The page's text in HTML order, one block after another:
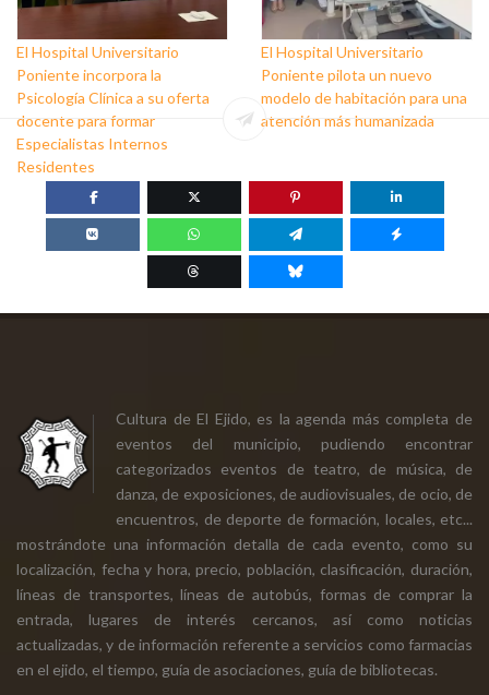
El Hospital Universitario
Poniente incorpora la
Psicología Clínica a su oferta
docente para formar
Especialistas Internos
Residentes
El Hospital Universitario
Poniente pilota un nuevo
modelo de habitación para una
atención más humanizada
Cultura de El Ejido, es la agenda más completa de
eventos del municipio, pudiendo encontrar
categorizados eventos de teatro, de música, de
danza, de exposiciones, de audiovisuales, de ocio, de
encuentros, de deporte de formación, locales, etc...
mostrándote una información detalla de cada evento, como su
localización, fecha y hora, precio, población, clasificación, duración,
líneas de transportes, líneas de autobús, formas de comprar la
entrada, lugares de interés cercanos, así como noticias
actualizadas, y de información referente a servicios como farmacias
en el ejido, el tiempo, guía de asociaciones, guía de bibliotecas.